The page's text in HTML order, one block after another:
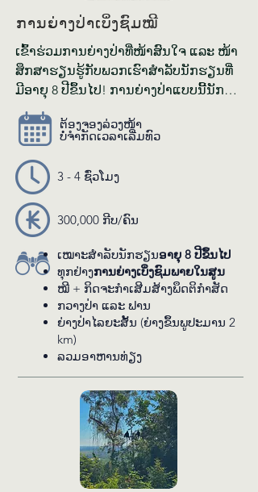
ການ​ຍ່າງ​ປ່າ​ເບິ່ງ​ຊົມ​ໝີ
ເຂົ້າ​ຮ່ວມ​ການ​ຍ່າງ​ປ່າ​ທີ່​ໜ້າ​ສົນ​ໃຈ​ ແລະ ໜ້າ​
ສຶກ​ສາ​ຮຽນ​ຮູ້​ກັບ​ພວກ​ເຮົາ​ສຳ​ລັບ​ນັກ​ຮຽນ​ທີ່​
ມີ​ອາ​ຍຸ 8 ປີ​ຂຶ້ນ​ໄປ! ການ​ຍ່າງ​ປ່າ​ແບບນີ້​ນັກ​
ຮຽນຈະ​ໄດ້​ທ່ຽວ​ຊົມ​ບ່ອນ​ຢູ່​ອາ​ໄສ​ຂອງ​ສັດ​ປ່າ​
ທີ່​ພວກ​ເຮົາກອບ​ກູ້​ມາ​ ເຊິ່ງ​ນັກ​ຮຽນ​ຍັງ​ຈະ​ໄດ້​
ພົບ​ເຫັນ​ໝີ​ທີ່​ຢູ່​ໃນ​ຄອກ​ທຳ​ມະ​ຊາດ ພ້ອ​ມ​ທັງ​
ສັດ​ປ່າ​ພື້ນ​ເມືອງ​ເຊັ່ນ: ກວາງ​ປ່າ ແລະ ຟານ.
ຕາມ​ເສັ້ນ​ທາງ​ການ​ຍ່າງ ຜູ້​ບັນ​ລະ​ຍາ​ຍ​ຂອງ​
ພວ​ກ​ເຮົາ​ຈະ​ປັບ​ການ​ບັນ​ລະ​ຍາຍ​ໃຫ້​ກົງ​ກັບ​
ຫົວ​ຂໍ້​ການ​ຮຽນ​ຮູ້​ຂອງ​ນັກ​ຮຽນ​ຂອງ​ທ່ານ—ບໍ່​
ວ່າ​ຈະ​ເປັນຄວາມ​ຫຼາກ​ຫຼາຍ​ທາງ​ດ້ານ​ຊີ​ວະ​
ນາໆ​ພັນ, ການ​ອະ​ນຸ​ລັກ ຫລື ພຶດ​ຕິ​ກຳ​ສັດ. ນັກ​
ຮຽນ​ຈະ​ໄດ້​ລົງ​ມື​ເຮັດ​ສິ່ງ​ເສີມ​ສ້າງ​ພຶດ​ຕິ​ກຳ​ສັດ
(Enrichment) ໃຫ້​ໝີ​ຈຳ​ນວນ 21 ໂຕ ຂອງ​
ພວກ​ເຮົາ ເພື່ອ​ໃຫ້​ນັກ​ຮຽນ​ເຂົ້າ​ໃຈ​ຢ່າງ​ເລິກ​
ເຊິ່ງ​ກ່ຽວ​ກັບ​ການ​ລ້ຽງ​ດູ ແລະ ສະ​ຫວັດ​ດີ​
ການ​ສັດ. ການ​ຍ່າງ​ຂຶ້ນ​ພູ 2 km ນີ້​ ເປັນ​ວິ​ທີ​
ການ​ແບບ​ມີ​ສ່ວນ​ຮ່ວມ​ໃນ​ການ​ເຊື່ອມ​ໂຍງ​ກັບ​
ທຳ​ມະ​ຊາດ ແລະ ຮຽນ​ຮູ້​ສັດ​ປ່າ​ທີ່​ໜ້າ​ເຫຼືອ​
ເຊື່ອ​ຂອງ​ລາວ.
ຕ້ອງ​ຈອງ​ລ່ວງ​ໜ້າ
ບໍ່​ຈຳ​ກັດ​ເວ​ລາ​ເລີ່ມ​ທົວ
3 - 4 ຊົ່ວ​ໂມງ
300,000 ກີບ/​ຄົນ
ເໝາະສໍາລັບນັກຮຽນອາຍຸ 8 ປີຂຶ້ນໄປ
ທຸກ​ຢ່າງ​​ການ​ຍ່າງ​ເບິ່ງ​ຊົມ​ພາຍ​ໃນ​ສູນ
ໝີ + ກິດ​ຈະ​ກຳ​ເສີມ​ສ້າງ​ພຶດ​ຕິ​ກຳ​ສັດ
ກວາງ​ປ່າ ແລະ ຟານ​
ຍ່າງ​ປ່າ​ໄລ​ຍະ​ສັ້ນ (ຍ່າງ​ຂຶ້ນ​ພູ​ປະ​ມານ 2
km)
ລວມ​ອາ​ຫານ​ທ່ຽງ